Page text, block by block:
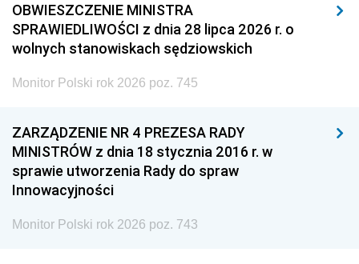
OBWIESZCZENIE MINISTRA
SPRAWIEDLIWOŚCI z dnia 28 lipca 2026 r. o
wolnych stanowiskach sędziowskich
Monitor Polski rok 2026 poz. 745
ZARZĄDZENIE NR 4 PREZESA RADY
MINISTRÓW z dnia 18 stycznia 2016 r. w
sprawie utworzenia Rady do spraw
Innowacyjności
Monitor Polski rok 2026 poz. 743